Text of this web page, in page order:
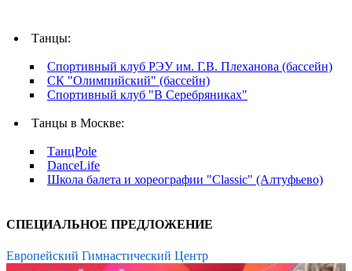
Танцы:
Спортивный клуб РЭУ им. Г.В. Плеханова (бассейн)
СК "Олимпийский" (бассейн)
Спортивный клуб "В Серебряниках"
Танцы в Москве:
ТанцPole
DanceLife
Школа балета и хореографии "Classic" (Алтуфьево)
СПЕЦИАЛЬНОЕ ПРЕДЛОЖЕНИЕ
Европейский Гимнастический Центр